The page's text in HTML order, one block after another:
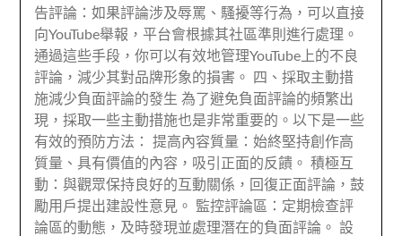
告評論：如果評論涉及辱罵、騷擾等行為，可以直接
向YouTube舉報，平台會根據其社區準則進行處理。
通過這些手段，你可以有效地管理YouTube上的不良
評論，減少其對品牌形象的損害。 四、採取主動措
施減少負面評論的發生 為了避免負面評論的頻繁出
現，採取一些主動措施也是非常重要的。以下是一些
有效的預防方法： 提高內容質量：始終堅持創作高
質量、具有價值的內容，吸引正面的反饋。 積極互
動：與觀眾保持良好的互動關係，回復正面評論，鼓
勵用戶提出建設性意見。 監控評論區：定期檢查評
論區的動態，及時發現並處理潛在的負面評論。 設